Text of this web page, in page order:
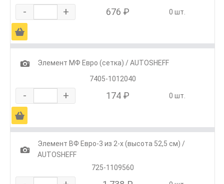
- + 676 ₽ 0 шт.
Ä
1
Элемент МФ Евро (сетка) / AUTOSHEFF
7405-1012040
- + 174 ₽ 0 шт.
Ä
1
Элемент ВФ Евро-3 из 2-х (высота 52,5 см) /
AUTOSHEFF
725-1109560